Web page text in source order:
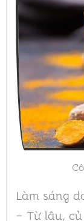
Làm sáng
– Từ lâu,